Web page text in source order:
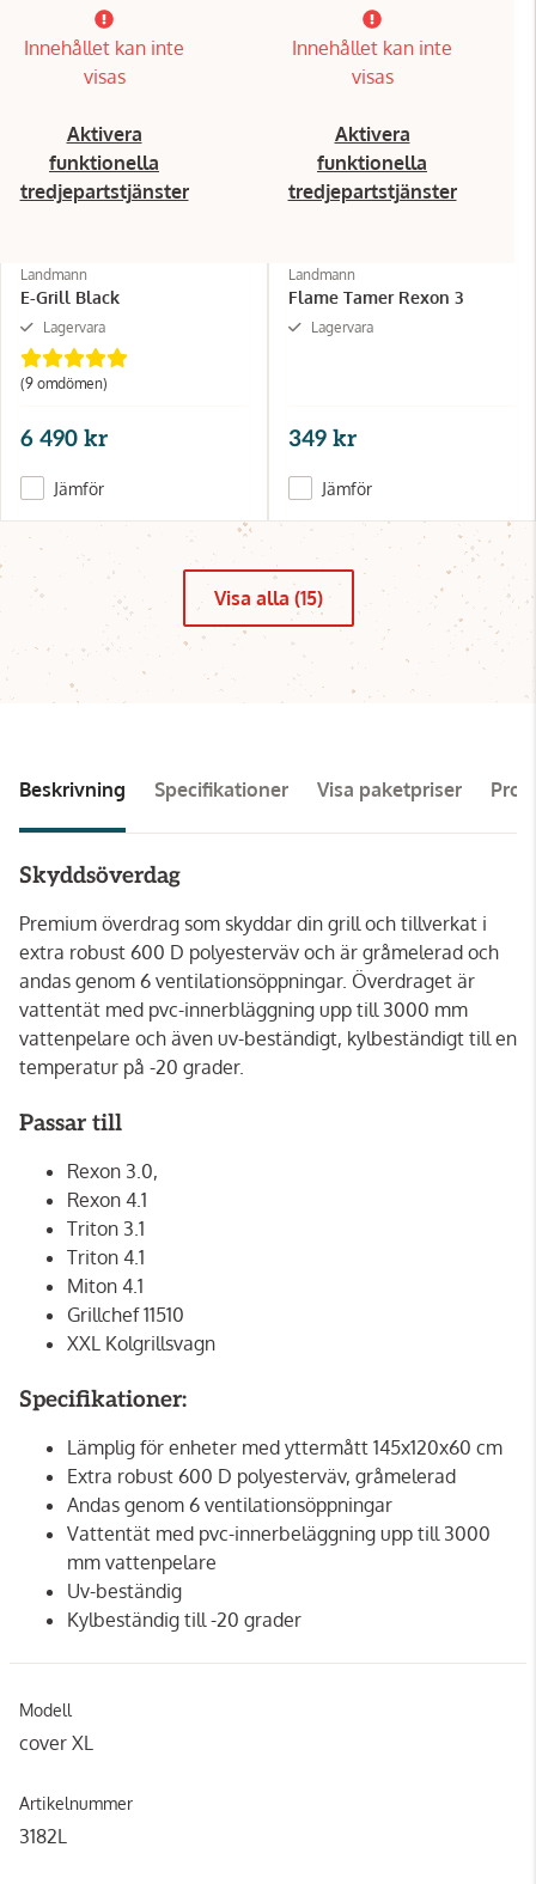
Innehållet kan inte
visas
Aktivera
funktionella
tredjepartstjänster
Landmann
E-Grill Black
Lagervara
(9 omdömen)
6 490 kr
Jämför
Innehållet kan inte
visas
Aktivera
funktionella
tredjepartstjänster
Landmann
Flame Tamer Rexon 3
Lagervara
349 kr
Jämför
Visa alla (15)
Beskrivning Specifikationer Visa paketpriser
Skyddsöverdag
Premium överdrag som skyddar din grill och tillverkat i
extra robust 600 D polyesterväv och är gråmelerad och
andas genom 6 ventilationsöppningar. Överdraget är
vattentät med pvc-innerbläggning upp till 3000 mm
vattenpelare och även uv-beständigt, kylbeständigt till en
temperatur på -20 grader.
Passar till
Rexon 3.0,
Rexon 4.1
Triton 3.1
Triton 4.1
Miton 4.1
Grillchef 11510
XXL Kolgrillsvagn
Specifikationer:
Lämplig för enheter med yttermått 145x120x60 cm
Extra robust 600 D polyesterväv, gråmelerad
Andas genom 6 ventilationsöppningar
Vattentät med pvc-innerbeläggning upp till 3000
mm vattenpelare
Uv-beständig
Kylbeständig till -20 grader
Modell
cover XL
Artikelnummer
3182L